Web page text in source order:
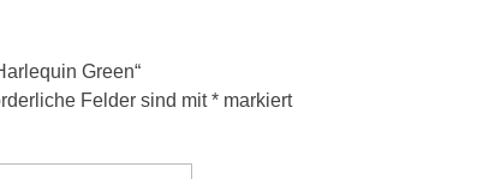
Green“
Felder sind mit* markiert